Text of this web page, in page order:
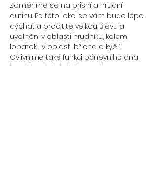
Zaměříme se na břišní a hrudní
dutinu. Po této lekci se vám bude lépe
dýchat a procítíte velkou úlevu a
uvolnění v oblasti hrudníku, kolem
lopatek i v oblasti břicha a kyčlí.
Ovlivníme také funkci pánevního dna,
které je s bránicí přímo spjato.